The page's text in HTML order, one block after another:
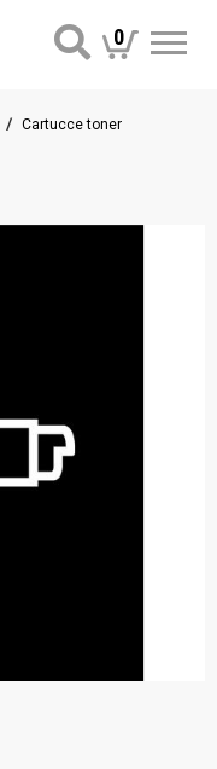
0
Cartucce toner